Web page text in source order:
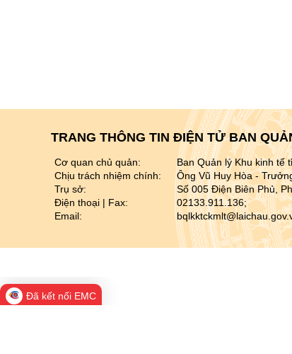
TRANG THÔNG TIN ĐIỆN TỬ BAN
Cơ quan chủ quản:
Chịu trách nhiệm chính:
Trụ sở:
Điện thoại | Fax:
Email:
Ban Quản lý Khu kinh tế
Ông Vũ Huy Hòa -
Số 005 Điện Biên Phủ,
02133.911.136;
Đã kết nối EMC